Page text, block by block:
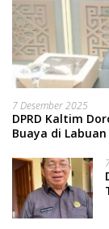
7 Desember 2025
DPRD Kaltim
Buaya di